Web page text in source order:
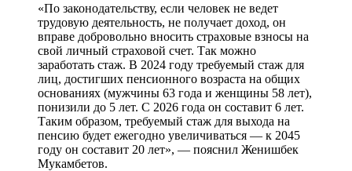
«По законодательству, если человек не ведет
трудовую деятельность, не получает доход, он
вправе добровольно вносить страховые взносы на
свой личный страховой счет. Так можно
заработать стаж. В 2024 году требуемый стаж для
лиц, достигших пенсионного возраста на общих
основаниях (мужчины 63 года и женщины 58 лет),
понизили до 5 лет. С 2026 года он составит 6 лет.
Таким образом, требуемый стаж для выхода на
пенсию будет ежегодно увеличиваться — к 2045
году он составит 20 лет», — пояснил Женишбек
Мукамбетов.